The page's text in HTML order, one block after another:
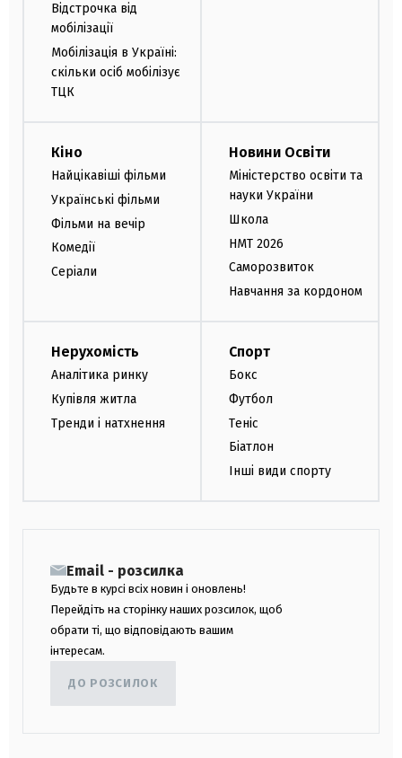
Відстрочка від
мобілізації
Мобілізація в Україні:
скільки осіб мобілізує
ТЦК
Кіно
Найцікавіші фільми
Українські фільми
Фільми на вечір
Комедії
Серіали
Новини Освіти
Міністерство освіти та
науки України
Школа
НМТ 2026
Саморозвиток
Навчання за кордоном
Нерухомість
Аналітика ринку
Купівля житла
Тренди і натхнення
Спорт
Бокс
Футбол
Теніс
Біатлон
Інші види спорту
Email - розсилка
Будьте в курсі всіх новин і оновлень!
Перейдіть на сторінку наших розсилок, щоб
обрати ті, що відповідають вашим
інтересам.
ДО РОЗСИЛОК